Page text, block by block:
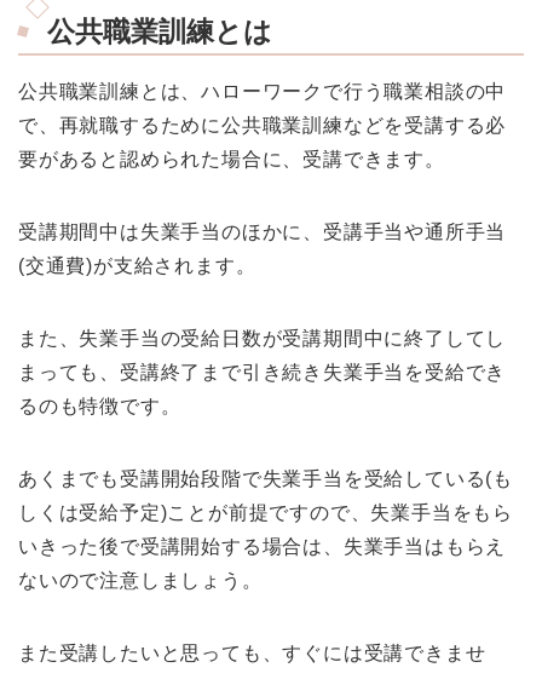
公共職業訓練とは
公共職業訓練とは、ハローワークで行う職業相談の中
で、再就職するために公共職業訓練などを受講する必
要があると認められた場合に、受講できます。
受講期間中は失業手当のほかに、受講手当や通所手当
(交通費)が支給されます。
また、失業手当の受給日数が受講期間中に終了してし
まっても、受講終了まで引き続き失業手当を受給でき
るのも特徴です。
あくまでも受講開始段階で失業手当を受給している(も
しくは受給予定)ことが前提ですので、失業手当をもら
いきった後で受講開始する場合は、失業手当はもらえ
ないので注意しましょう。
また受講したいと思っても、すぐには受講できませ